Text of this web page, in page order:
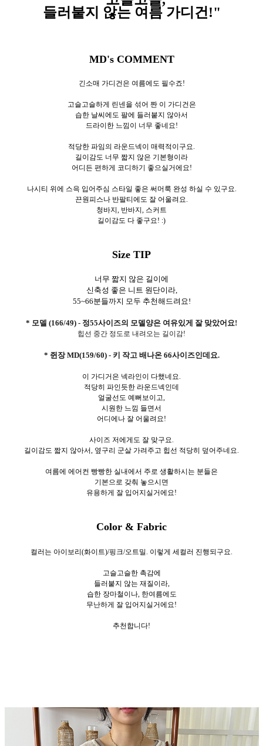
들러붙지 않는 여름 가디건!"
MD's COMMENT
긴소매 가디건은 여름에도 필수죠!
고슬고슬하게 린넨을 섞어 짠 이 가디건은
습한 날씨에도 팔에 들러붙지 않아서
드라이한 느낌이 너무 좋네요!
적당한 파임의 라운드넥이 매력적이구요.
길이감도 너무 짧지 않은 기본형이라
어디든 편하게 코디하기 좋으실거에요!
나시티 위에 스윽 입어주심 스타일 좋은 써머룩 완성 하실 수 있구요.
끈원피스나 반팔티에도 잘 어울려요.
청바지, 반바지, 스커트
길이감도 다 좋구요! :)
Size TIP
너무 짧지 않은 길이에
신축성 좋은 니트 원단이라,
55~66분들까지 모두 추천해드려요!
* 모델 (166/49) - 정55사이즈의 모델양은 여유있게 잘 맞았어요!
힙선 중간 정도로 내려오는 길이감!
* 쥔장 MD(159/60) - 키 작고 배나온 66사이즈인데요.
이 가디거은 넥라인이 다했네요.
적당히 파인듯한 라운드넥인데
얼굴선도 예뻐보이고,
시원한 느낌 들면서
어디에나 잘 어울려요!
사이즈 저에게도 잘 맞구요.
길이감도 짧지 않아서, 옆구리 군살 가려주고 힙선 적당히 덮어주네요.
여름에 에어컨 빵빵한 실내에서 주로 생활하시는 분들은
기본으로 갖춰 놓으시면
유용하게 잘 입어지실거에요!
Color & Fabric
컬러는 아이보리(화이트)/핑크/오트밀. 이렇게 세컬러 진행되구요.
고슬고슬한 촉감에
들러붙지 않는 재질이라,
습한 장마철이나, 한여름에도
무난하게 잘 입어지실거에요!
추천합니다!